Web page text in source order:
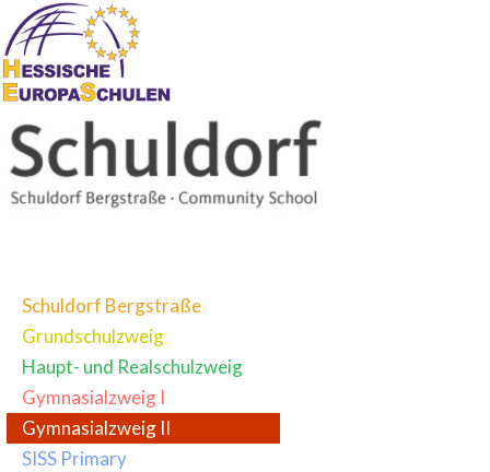
Schuldorf Bergstraße
Grundschulzweig
Haupt- und Realschulzweig
Gymnasialzweig I
Gymnasialzweig II
SISS Primary